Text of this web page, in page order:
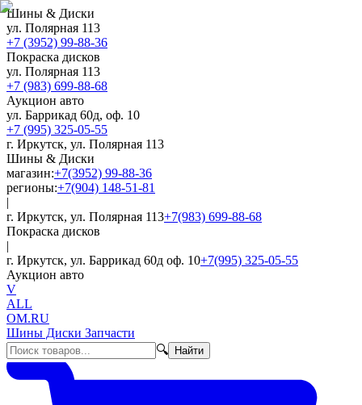
Шины & Диски
ул. Полярная 113
+7 (3952) 99-88-36
Покраска дисков
ул. Полярная 113
+7 (983) 699-88-68
Аукцион авто
ул. Баррикад 60д, оф. 10
+7 (995) 325-05-55
г. Иркутск, ул. Полярная 113
Шины & Диски
магазин:+7(3952) 99-88-36
регионы:+7(904) 148-51-81
|
г. Иркутск, ул. Полярная 113+7(983) 699-88-68
Покраска дисков
|
г. Иркутск, ул. Баррикад 60д оф. 10+7(995) 325-05-55
Аукцион авто
V
ALL
OM.RU
Шины Диски Запчасти
🔍
Найти